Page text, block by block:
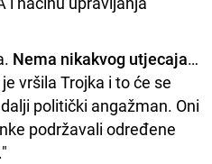
Nema nikakvog utjecaja…
vršila Trojka i to će se
politički angažman. Oni
podržavali određene